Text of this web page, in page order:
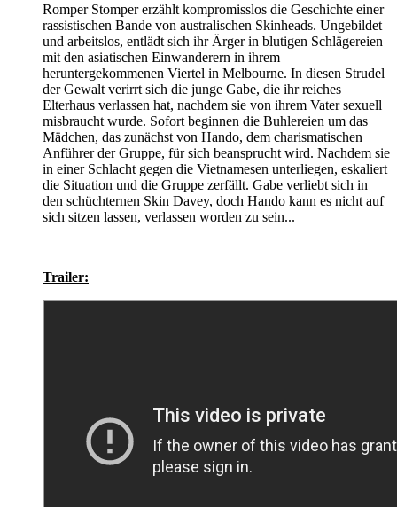
Romper Stomper erzählt kompromisslos die Geschichte einer
rassistischen Bande von australischen Skinheads. Ungebildet
und arbeitslos, entlädt sich ihr Ärger in blutigen Schlägereien
mit den asiatischen Einwanderern in ihrem
heruntergekommenen Viertel in Melbourne. In diesen Strudel
der Gewalt verirrt sich die junge Gabe, die ihr reiches
Elterhaus verlassen hat, nachdem sie von ihrem Vater sexuell
misbraucht wurde. Sofort beginnen die Buhlereien um das
Mädchen, das zunächst von Hando, dem charismatischen
Anführer der Gruppe, für sich beansprucht wird. Nachdem sie
in einer Schlacht gegen die Vietnamesen unterliegen, eskaliert
die Situation und die Gruppe zerfällt. Gabe verliebt sich in
den schüchternen Skin Davey, doch Hando kann es nicht auf
sich sitzen lassen, verlassen worden zu sein...
Trailer: